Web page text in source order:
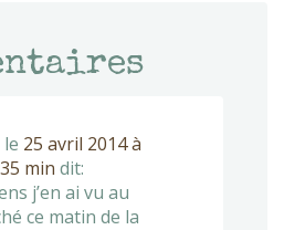
le 25 avril 2014 à
min dit:
j’en ai vu au
ce matin de la